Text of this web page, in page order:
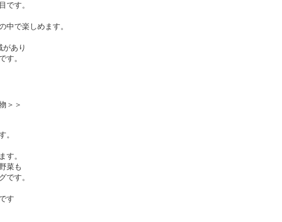
です。
中で楽しめます。
あり
す。
＞＞
。
す。
菜も
です。
す